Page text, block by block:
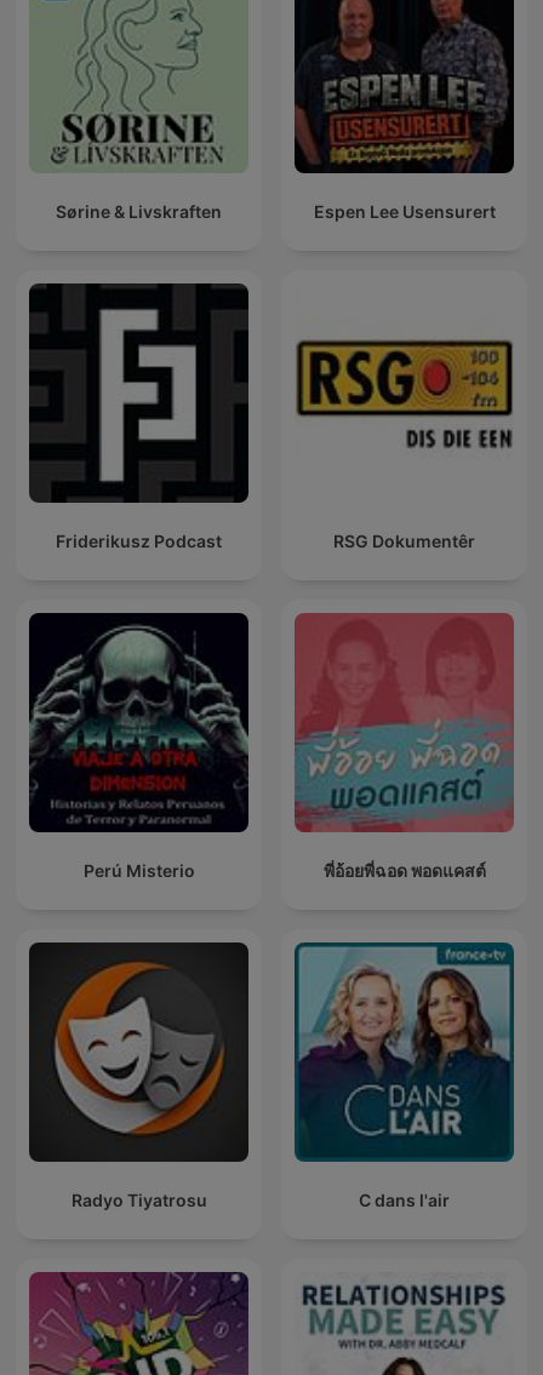
Sørine & Livskraften Espen Lee Usensurert
Friderikusz Podcast RSG Dokumentêr
Perú Misterio พี่อ้อยพี่ฉอด พอดแคสต์
Radyo Tiyatrosu C dans l'air